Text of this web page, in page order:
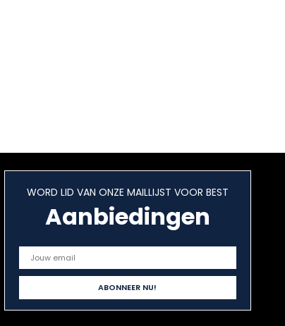
WORD LID VAN ONZE MAILLIJST VOOR BEST
Aanbiedingen